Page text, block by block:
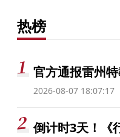
热榜
官方通报雷州
2026-08-07 18:07:17
倒计时3天！《